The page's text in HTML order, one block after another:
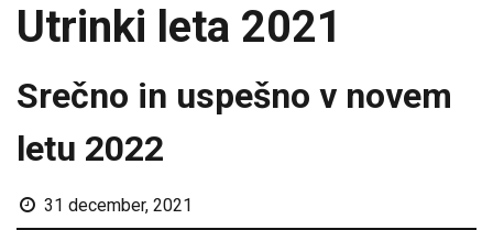
Utrinki leta 2021
Srečno in uspešno v novem
letu 2022
31 december, 2021